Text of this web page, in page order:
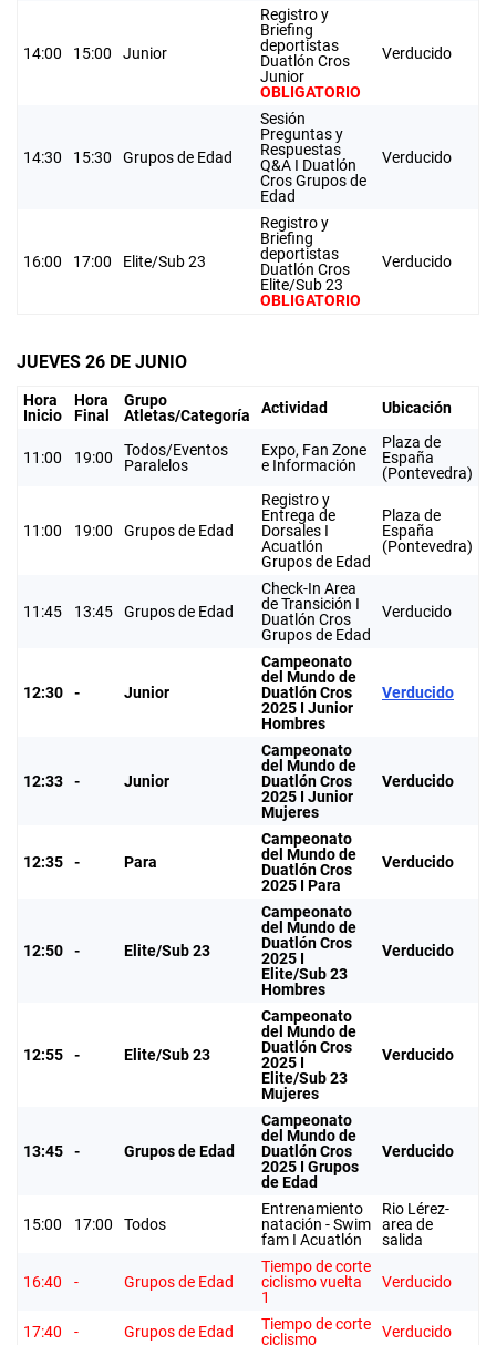
14:00 15:00 Junior
Registro y
Briefing
deportistas
Duatlón Cros
Junior
OBLIGATORIO
Verducido
14:30 15:30 Grupos de Edad
Sesión
Preguntas y
Respuestas
Q&A I Duatlón
Cros Grupos de
Edad
Verducido
16:00 17:00 Elite/Sub 23
Registro y
Briefing
deportistas
Duatlón Cros
Elite/Sub 23
OBLIGATORIO
Verducido
JUEVES 26 DE JUNIO
Hora
Inicio
Hora
Final
Grupo
Atletas/Categoría
Actividad Ubicación
11:00 19:00
Todos/Eventos
Paralelos
Expo, Fan Zone
e Información
Plaza de
España
(Pontevedra)
11:00 19:00 Grupos de Edad
Registro y
Entrega de
Dorsales I
Acuatlón
Grupos de Edad
Plaza de
España
(Pontevedra)
11:45 13:45 Grupos de Edad
Check-In Area
de Transición I
Duatlón Cros
Grupos de Edad
Verducido
12:30 - Junior
Campeonato
del Mundo de
Duatlón Cros
2025 I Junior
Hombres
Verducido
12:33 - Junior
Campeonato
del Mundo de
Duatlón Cros
2025 I Junior
Mujeres
Verducido
12:35 - Para
Campeonato
del Mundo de
Duatlón Cros
2025 I Para
Verducido
12:50 - Elite/Sub 23
Campeonato
del Mundo de
Duatlón Cros
2025 I
Elite/Sub 23
Hombres
Verducido
12:55 - Elite/Sub 23
Campeonato
del Mundo de
Duatlón Cros
2025 I
Elite/Sub 23
Mujeres
Verducido
13:45 - Grupos de Edad
Campeonato
del Mundo de
Duatlón Cros
2025 I Grupos
de Edad
Verducido
15:00 17:00 Todos
Entrenamiento
natación - Swim
fam I Acuatlón
Rio Lérez-
area de
salida
16:40 - Grupos de Edad
Tiempo de corte
ciclismo vuelta
1
Verducido
17:40 - Grupos de Edad
Tiempo de corte
ciclismo
Verducido